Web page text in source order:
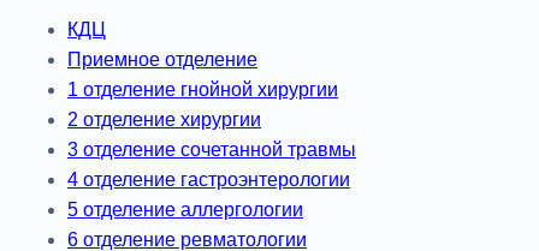
КДЦ
Приемное отделение
1 отделение гнойной хирургии
2 отделение хирургии
3 отделение сочетанной травмы
4 отделение гастроэнтерологии
5 отделение аллергологии
6 отделение ревматологии